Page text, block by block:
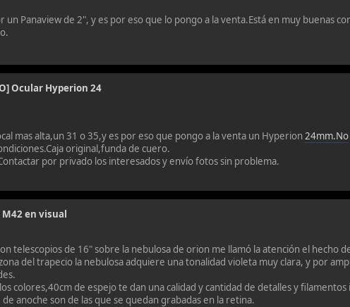
Panaview de 2", y es por eso que lo pongo a la venta.Está en muy buenas
Ocular Hyperion 24
mas alta,un 31 o 35,y es por eso que pongo a la venta un Hyperion24mm.No
original,funda de cuero.
por privado los interesados y envío fotos sin problema.
M42 en visual
telescopios de 16" sobre la nebulosa de orion me llamó la atención el hecho
del trapecio la nebulosa adquiere una tonalidad violeta muy clara, y por
colores,40cm de espejo te dan una calidad y cantidad de detalles y
anoche son de las que se quedan grabadas en la retina.